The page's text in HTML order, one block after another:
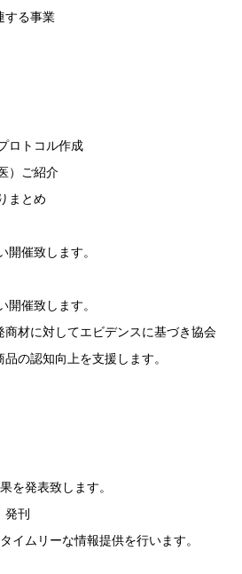
する事業
ロトコル作成
）ご紹介
まとめ
催致します。
催致します。
材に対してエビデンスに基づき協会
の認知向上を支援します。
を発表致します。
発刊
イムリーな情報提供を行います。